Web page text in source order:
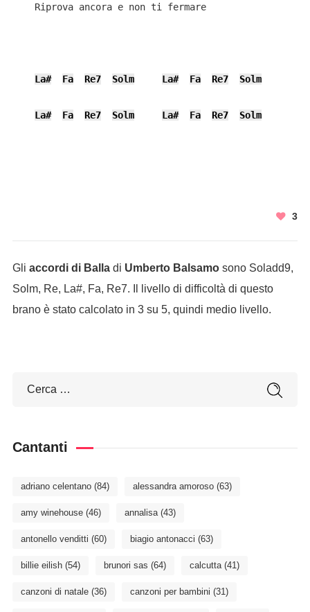
    Riprova ancora e non ti fermare
La# Fa Re7 Solm La# Fa Re7 Solm
La# Fa Re7 Solm La# Fa Re7 Solm
3
Gli accordi di Balladi Umberto Balsamosono Soladd9,
Solm, Re, La#, Fa, Re7. Il livello di difficoltà di questo
brano è stato calcolato in 3 su 5, quindi medio livello.
Cantanti
adriano celentano(84) alessandra amoroso(63)
amy winehouse(46) annalisa(43)
antonello venditti (60) biagio antonacci (63)
billie eilish(54) brunori sas (64) calcutta(41)
canzoni di natale(36) canzoni per bambini (31)